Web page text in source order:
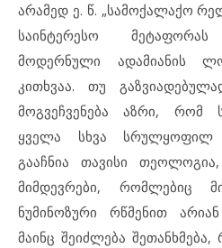
არამედ ე. წ. „სამოქალაქო
საინტერესო
მოდერნული ადამიანის
კითხვაა. თუ
მოგვეჩვენება აზრი, რომ
ყველა სხვა სრულყოფილ
გააჩნია თავისი
მიმდევრები, რომლებიც
ნუმინოზური რწმენით
მაინც შეიძლება შეთანხმება,